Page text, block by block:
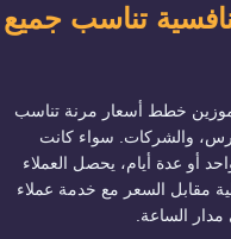
تناسب جميع
خطط أسعار مرنة تناسب
والشركات. سواء كانت
أو عدة أيام، يحصل العملاء
مقابل السعر مع خدمة عملاء
الساعة.